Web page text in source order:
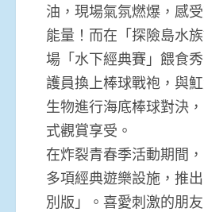
油，現場氣氛燃爆，感
能量！而在「探險島水
場「水下經典賽」餵食
護員換上棒球戰袍，與
生物進行海底棒球對決
式觀賞享受。
在炸裂青春季活動期間
多項經典遊樂設施，推
別版」。喜愛刺激的朋